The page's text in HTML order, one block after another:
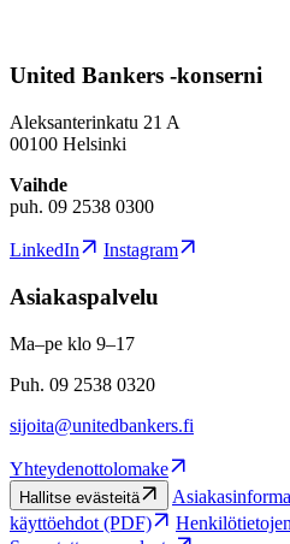
United Bankers -konserni
Aleksanterinkatu 21 A
00100 Helsinki
Vaihde
puh. 09 2538 0300
LinkedIn Instagram
Asiakaspalvelu
Ma–pe klo 9–17
Puh. 09 2538 0320
sijoita@unitedbankers.fi
Yhteydenottolomake
Hallitse evästeitä
käyttöehdot (PDF)